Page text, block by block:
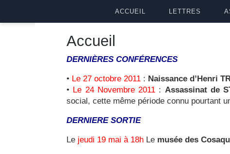
ACCUEIL LETTRES
Accueil
DERNIÈRES CONFÉRENCES
• Le 27 octobre 2011 : Naissance d’Henri
• Le 24 Novembre 2011 : Assassinat de
social, cette même période connu pourtant
DERNIERE SORTIE
Le jeudi 19 mai à 18h Le musée des